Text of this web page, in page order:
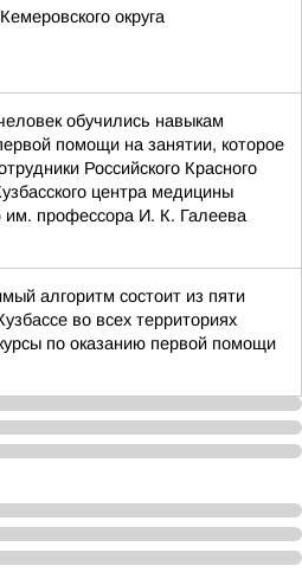
округа
обучились навыкам
помощи на занятии, которое
Российского Красного
центра медицины
им. профессора И. К. Галеева
алгоритм состоит из пяти
во всех территориях
по оказанию первой помощи